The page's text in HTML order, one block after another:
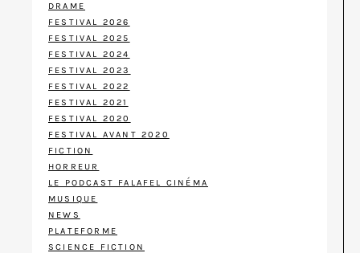
DRAME
FESTIVAL 2026
FESTIVAL 2025
FESTIVAL 2024
FESTIVAL 2023
FESTIVAL 2022
FESTIVAL 2021
FESTIVAL 2020
FESTIVAL AVANT 2020
FICTION
HORREUR
LE PODCAST FALAFEL CINÉMA
MUSIQUE
NEWS
PLATEFORME
SCIENCE FICTION